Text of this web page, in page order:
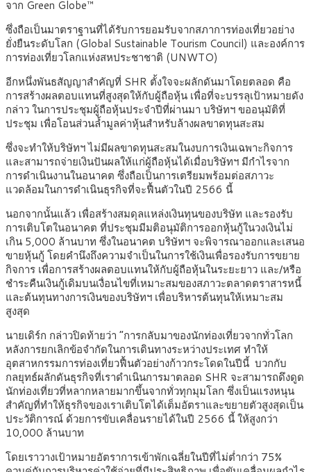
จาก Green Globe™
ซึ่งถือเป็นมาตราฐานที่ได้รับการยอมรับจากสภาการท่องเที่ยวอย่าง
ยั่งยืนระดับโลก (Global Sustainable Tourism Council) และองค์การ
การท่องเที่ยวโลกแห่งสหประชาชาติ (UNWTO)
อีกหนึ่งพันธสัญญาสำคัญที่ SHR ตั้งใจจะผลักดันมาโดยตลอด คือ
การสร้างผลตอบแทนที่สูงสุดให้กับผู้ถือหุ้น เพื่อที่จะบรรลุเป้าหมายดัง
กล่าว ในการประชุมผู้ถือหุ้นประจำปีที่ผ่านมา บริษัทฯ ขออนุมัติที่
ประชุม เพื่อโอนส่วนล้ำมูลค่าหุ้นสำหรับล้างผลขาดทุนสะสม
ซึ่งจะทำให้บริษัทฯ ไม่มีผลขาดทุนสะสมในงบการเงินเฉพาะกิจการ
และสามารถจ่ายเงินปันผลให้แก่ผู้ถือหุ้นได้เมื่อบริษัทฯ มีกำไรจาก
การดำเนินงานในอนาคต ซึ่งถือเป็นการเตรียมพร้อมต่อสภาวะ
แวดล้อมในการดำเนินธุรกิจที่จะฟื้นตัวในปี 2566 นี้
นอกจากนั้นแล้ว เพื่อสร้างสมดุลแหล่งเงินทุนของบริษัท และรองรับ
การเติบโตในอนาคต ที่ประชุมมีมติอนุมัติการออกหุ้นกู้ในวงเงินไม่
เกิน 5,000 ล้านบาท ซึ่งในอนาคต บริษัทฯ จะพิจารณาออกและเสนอ
ขายหุ้นกู้ โดยคำนึงถึงความจำเป็นในการใช้เงินเพื่อรองรับการขยาย
กิจการ เพื่อการสร้างผลตอบแทนให้กับผู้ถือหุ้นในระยะยาว และ/หรือ
ชำระคืนเงินกู้เดิมบนเงื่อนไขที่เหมาะสมของสภาวะตลาดตราสารหนี้
และต้นทุนทางการเงินของบริษัทฯ เพื่อบริหารต้นทุนให้เหมาะสม
สูงสุด
นายเดิร์ก กล่าวปิดท้ายว่า “การกลับมาของนักท่องเที่ยวจากทั่วโลก
หลังการยกเลิกข้อจำกัดในการเดินทางระหว่างประเทศ ทำให้
อุตสาหกรรมการท่องเที่ยวฟื้นตัวอย่างก้าวกระโดดในปีนี้ บวกกับ
กลยุทธ์ผลักดันธุรกิจที่เราดำเนินการมาตลอด SHR จะสามารถดึงดูด
นักท่องเที่ยวที่หลากหลายมากขึ้นจากทั่วทุกมุมโลก ซึ่งเป็นแรงหนุน
สำคัญที่ทำให้ธุรกิจของเราเติบโตได้เต็มอัตราและขยายตัวสูงสุดเป็น
ประวัติการณ์ ด้วยการขับเคลื่อนรายได้ในปี 2566 นี้ ให้สูงกว่า
10,000 ล้านบาท
โดยเราวางเป้าหมายอัตราการเข้าพักเฉลี่ยในปีที่ไม่ต่ำกว่า 75%